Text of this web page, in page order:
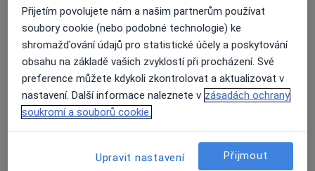
Přiblížit mapuse otevře v nové záložce
Dostupnost
Na této adrese online kalendář není aktivní
Co mám v takové situaci udělat?
Způsoby platby (soukromé návštěvy)
Na teto adrese lékař přijímá pacienty na pojišťovnu
Přijetím povolujete nám a našim partnerům používat
soubory cookie (nebo podobné technologie) ke
shromažďování údajů pro statistické účely a poskytování
obsahu na základě vašich zvyklostí při procházení. Své
preference můžete kdykoli zkontrolovat a aktualizovat v
nastavení. Další informace naleznete v zásadách ochrany
soukromí a souborů cookie.
Upravit nastavení Přijmout